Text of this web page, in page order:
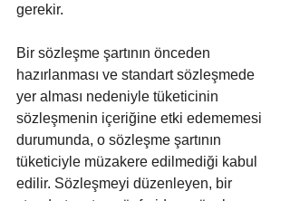
gerekir.
Bir sözleşme şartının önceden
hazırlanması ve standart sözleşmede
yer alması nedeniyle tüketicinin
sözleşmenin içeriğine etki edememesi
durumunda, o sözleşme şartının
tüketiciyle müzakere edilmediği kabul
edilir. Sözleşmeyi düzenleyen, bir